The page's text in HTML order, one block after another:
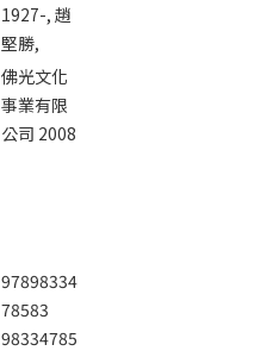
1927-, 趙
堅勝,
佛光文化
事業有限
公司 2008
97898334
78583
98334785